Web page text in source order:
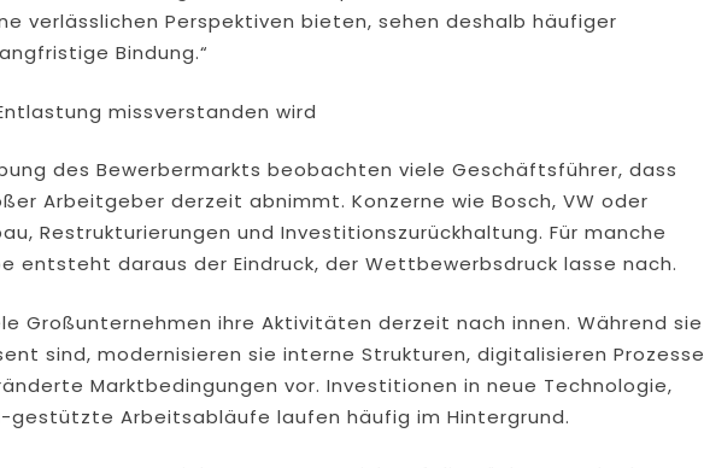
verlässlichen Perspektiven bieten, sehen deshalb häufiger
Bindung.“
missverstanden wird
des Bewerbermarkts beobachten viele Geschäftsführer, dass
Arbeitgeber derzeit abnimmt. Konzerne wie Bosch, VW oder
Restrukturierungen und Investitionszurückhaltung. Für manche
entsteht daraus der Eindruck, der Wettbewerbsdruck lasse nach.
Großunternehmen ihre Aktivitäten derzeit nach innen. Während sie
sind, modernisieren sie interne Strukturen, digitalisieren Prozesse
Marktbedingungen vor. Investitionen in neue Technologie,
gestützte Arbeitsabläufe laufen häufig im Hintergrund.